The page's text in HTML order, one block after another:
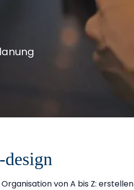
von A bis Z: erstellen